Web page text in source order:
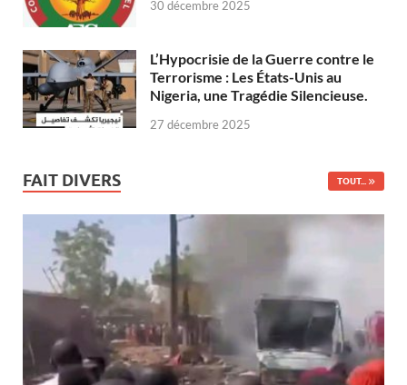
30 décembre 2025
L’Hypocrisie de la Guerre contre le
Terrorisme : Les États-Unis au
Nigeria, une Tragédie Silencieuse.
27 décembre 2025
FAIT DIVERS TOUT...